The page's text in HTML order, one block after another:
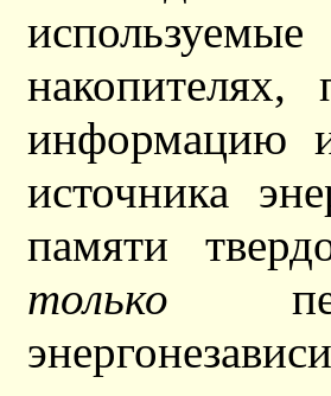
накопителях,
информацию
источника
памяти
только